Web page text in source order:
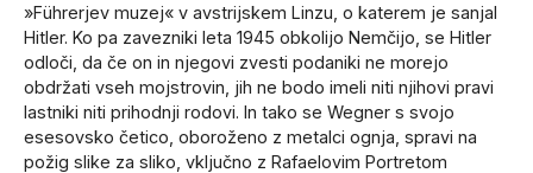
»Führerjev muzej« v avstrijskem Linzu, o katerem je sanjal
Hitler. Ko pa zavezniki leta 1945 obkolijo Nemčijo, se Hitler
odloči, da če on in njegovi zvesti podaniki ne morejo
obdržati vseh mojstrovin, jih ne bodo imeli niti njihovi pravi
lastniki niti prihodnji rodovi. In tako se Wegner s svojo
esesovsko četico, oboroženo z metalci ognja, spravi na
požig slike za sliko, vključno z Rafaelovim Portretom